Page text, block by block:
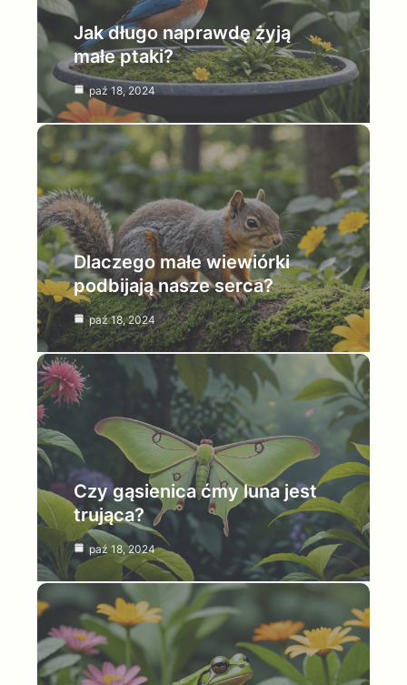
Jak długo naprawdę żyją
małe ptaki?
paź 18, 2024
Dlaczego małe wiewiórki
podbijają nasze serca?
paź 18, 2024
Czy gąsienica ćmy luna jest
trująca?
paź 18, 2024